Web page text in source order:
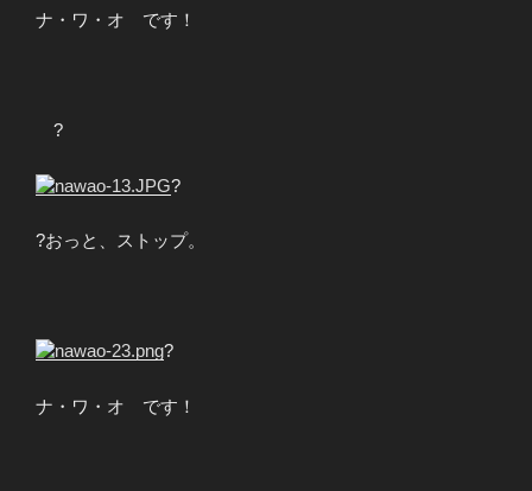
ナ・ワ・オ です！
?
?
?おっと、ストップ。
?
ナ・ワ・オ です！